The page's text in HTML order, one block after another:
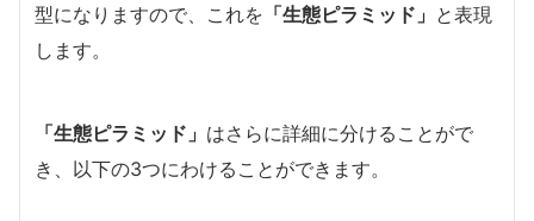
型になりますので、これを 「生態ピラミッド」 と表現
します。
「生態ピラミッド」 はさらに詳細に分けることがで
き、以下の3つにわけることができます。